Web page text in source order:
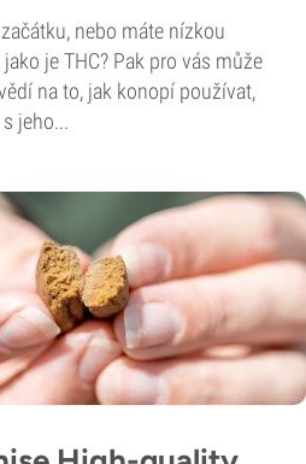
nebo máte nízkou
je THC? Pak pro vás může
na to, jak konopí používat,
jeho...